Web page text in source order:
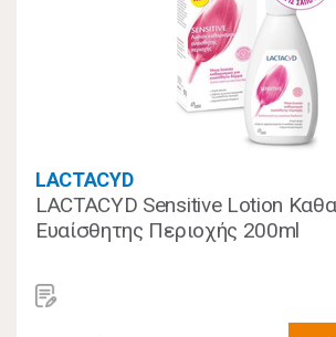
LACTACYD
LACTACYD Sensitive Lotion
Ευαίσθητης Περιοχής 200ml